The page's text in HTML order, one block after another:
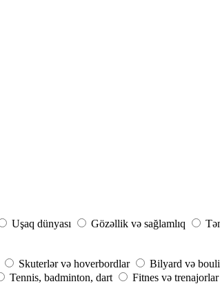
Uşaq dünyası Gözəllik və sağlamlıq
Skuterlər və hoverbordlar Bilyard və
Tennis, badminton, dart Fitnes və trenajorlar